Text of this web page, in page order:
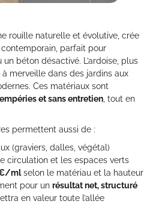
rouille naturelle et évolutive, crée
parfait pour
béton désactivé. L’ardoise, plus
à merveille dans des jardins aux
Ces matériaux sont
et sans entretien , tout en
permettent aussi de :
(graviers, dalles, végétal)
circulation et les espaces verts
€/mlselon le matériau et la hauteur
pour un résultat net, structuré
en valeur toute l’allée